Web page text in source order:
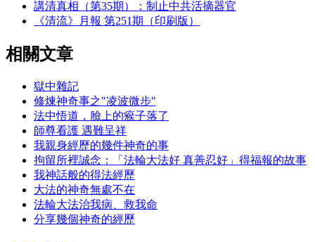
講清真相（第35期）：制止中共活摘器官
《清流》月報 第251期（印刷版）
相關文章
獄中雜記
修煉神奇事之"凌波微步"
法中悟道，臉上的瘊子落了
師尊看護 遇難呈祥
我親身經歷的幾件神奇的事
拘留所裡誠念：「法輪大法好 真善忍好」得福報的故事
我神話般的得法經歷
大法的神奇無處不在
法輪大法治我病、救我命
分享幾個神奇的經歷